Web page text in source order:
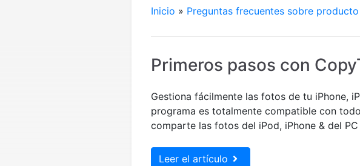
Inicio » Preguntas frecuentes sobre producto
Primeros pasos con
Gestiona fácilmente las fotos de tu iPhone,
programa es totalmente compatible con
comparte las fotos del iPod, iPhone & del
Leer el artículo